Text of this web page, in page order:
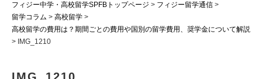
フィジー中学・高校留学SPFBトップページ > フィジー留学通信 >
留学コラム > 高校留学 >
高校留学の費用は？期間ごとの費用や国別の留学費用、奨学金について解説
> IMG_1210